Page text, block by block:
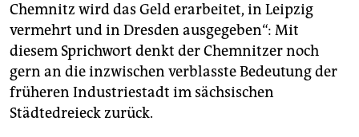
Chemnitz wird das Geld erarbeitet, in Leipzig
vermehrt und in Dresden ausgegeben“: Mit
diesem Sprichwort denkt der Chemnitzer noch
gern an die inzwischen verblasste Bedeutung der
früheren Industriestadt im sächsischen
Städtedreieck zurück.